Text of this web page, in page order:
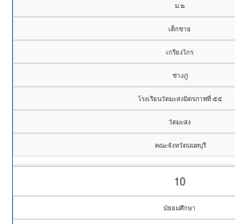
ม.๒
เด็กชาย
เกรียงไกร
ช่างภู่
โรงเรียนวัดมะสงมิตรภาพที่ ๕๕
วัดมะสง
คณะจังหวัดนนทบุรี
10
มัธยมศึกษา